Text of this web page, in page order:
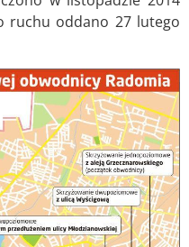
ruchu oddano 27 lutego